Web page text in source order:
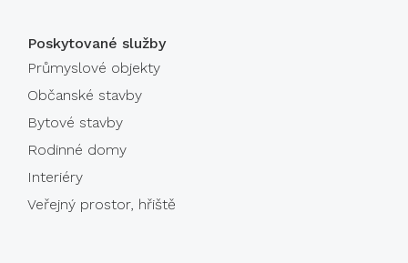
Poskytované služby
Průmyslové objekty
Občanské stavby
Bytové stavby
Rodinné domy
Interiéry
Veřejný prostor, hřiště